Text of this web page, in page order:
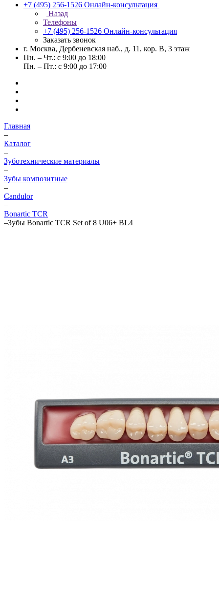
+7 (495) 256-1526 Онлайн-консультация
Назад
Телефоны
+7 (495) 256-1526 Онлайн-консультация
Заказать звонок
г. Москва, Дербеневская наб., д. 11, кор. В, 3 этаж
Пн. – Чт.: с 9:00 до 18:00
Пн. – Пт.: с 9:00 до 17:00
Главная
–
Каталог
–
Зуботехнические материалы
–
Зубы композитные
–
Candulor
–
Bonartic TCR
–Зубы Bonartic TCR Set of 8 U06+ BL4